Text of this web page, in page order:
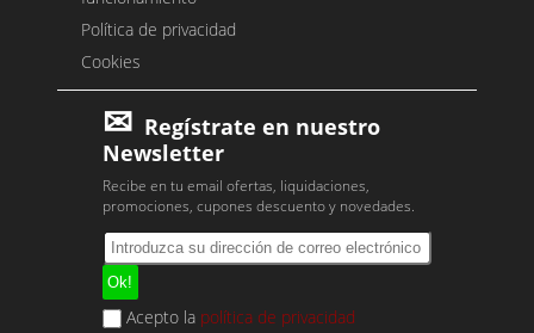
Política de privacidad
Cookies
Regístrate en nuestro
Newsletter
Recibe en tu email ofertas, liquidaciones,
promociones, cupones descuento y novedades.
Acepto la política de privacidad